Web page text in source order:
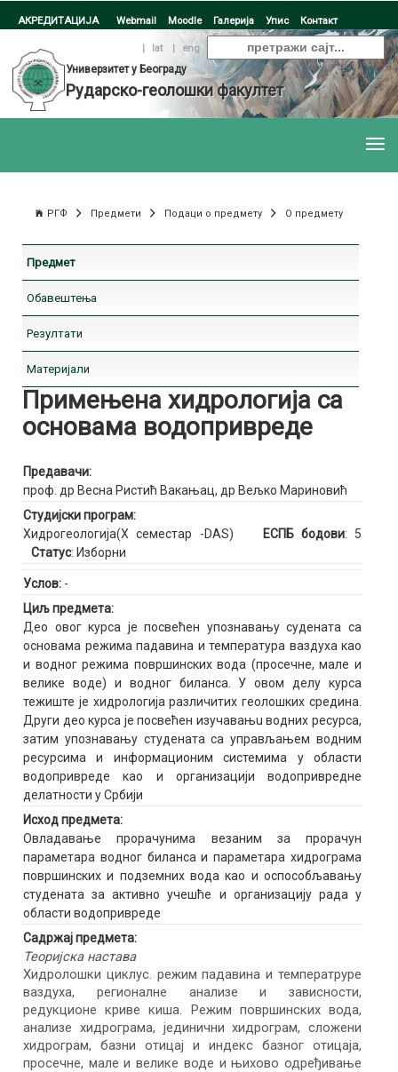
АКРЕДИТАЦИЈА Webmail Moodle Галерија Упис Контакт
| lat |
eng
Универзитет у Београду
Рударско-геолошки факултет
РГФ Предмети Подаци о предмету О предмету
Предмет
Обавештења
Резултати
Материјали
Примењена хидрологија са
основама водопривреде
Предавачи:
проф. др Весна Ристић Вакањац, др Вељко Мариновић
Студијски програм:
Хидрогеологија(X семестар -DAS)
ЕСПБ бодови: 5
Статус: Изборни
Услов: -
Циљ предмета:
Део овог курса је посвећен упознавању судената са
основама режима падавина и температура ваздуха као
и водног режима површинских вода (просечне, мале и
велике воде) и водног биланса. У овом делу курса
тежиште је хидрологија различитих геолошких средина.
Други део курса је посвећен изучавањu водних ресурса,
затим упознавању студената са управљањем водним
ресурсима и информационим системима у области
водопривреде као и организацији водопривредне
делатности у Србији
Исход предмета:
Овладавање прорачунима везаним за прорачун
параметара водног биланса и параметара хидрограма
површинских и подземних вода као и оспособљавању
студената за активно учешће и организацију рада у
области водопривреде
Садржај предмета:
Теоријска настава
Хидролошки циклус. режим падавина и температруре
ваздуха, регионалне анализе и зависности,
редукционе криве киша. Режим површинских вода,
анализе хидрограма, јединични хидрограм, сложени
хидрограм, базни отицај и индекс базног отицаја,
просечне, мале и велике воде и њихово одређивање